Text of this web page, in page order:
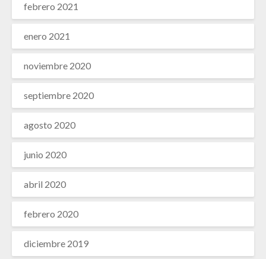
febrero 2021
enero 2021
noviembre 2020
septiembre 2020
agosto 2020
junio 2020
abril 2020
febrero 2020
diciembre 2019